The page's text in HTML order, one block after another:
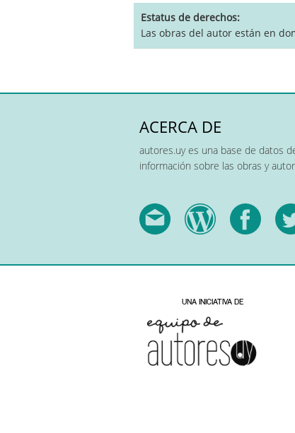
Estatus de derechos
Las obras del autor están en
ACERCA DE
autores.uy es una base de datos
información sobre las obras y